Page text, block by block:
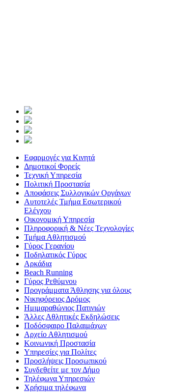
Εφαρμογές για Κινητά
Δημοτικοί Φορείς
Τεχνική Υπηρεσία
Πολιτική Προστασία
Αποφάσεις Συλλογικών Οργάνων
Αυτοτελές Τμήμα Εσωτερικού
Ελέγχου
Οικονομική Υπηρεσία
Πληροφορική & Νέες Τεχνολογίες
Τμήμα Αθλητισμού
Γύρος Γερανίου
Ποδηλατικός Γύρος
Αρκάδια
Beach Running
Γύρος Ρεθύμνου
Προγράμματα Άθλησης για όλους
Νικηφόρειος Δρόμος
Ημιμαραθώνιος Πατινιών
Άλλες Αθλητικές Εκδηλώσεις
Ποδόσφαιρο Παλαιμάχων
Αρχείο Αθλητισμού
Κοινωνική Προστασία
Υπηρεσίες για Πολίτες
Προσλήψεις Προσωπικού
Συνδεθείτε με τον Δήμο
Τηλέφωνα Υπηρεσιών
Χρήσιμα τηλέφωνα